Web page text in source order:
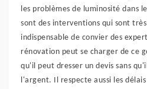
les problèmes de luminosité dans
sont des interventions qui sont
indispensable de convier des
rénovation peut se charger de ce
qu'il peut dresser un devis sans
l'argent. Il respecte aussi les